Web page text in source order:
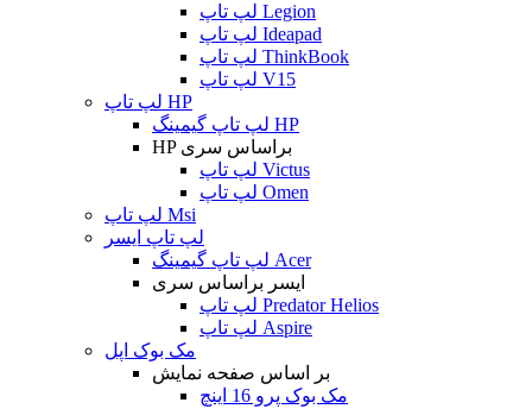
لپ تاپ Legion
لپ تاپ Ideapad
لپ تاپ ThinkBook
لپ تاپ V15
لپ تاپ HP
لپ تاپ گیمینگ HP
HP براساس سری
لپ تاپ Victus
لپ تاپ Omen
لپ تاپ Msi
لپ تاپ ایسر
لپ تاپ گیمینگ Acer
ایسر براساس سری
لپ تاپ Predator Helios
لپ تاپ Aspire
مک بوک اپل
بر اساس صفحه نمایش
مک بوک پرو 16 اینچ